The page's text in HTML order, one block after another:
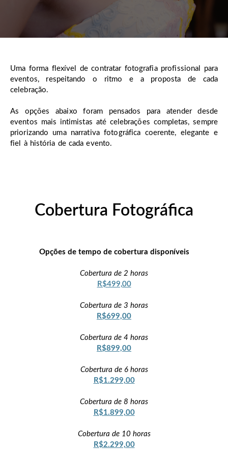
Uma forma flexível de contratar fotografia profissional para
eventos, respeitando o ritmo e a proposta de cada
celebração.
As opções abaixo foram pensados para atender desde
eventos mais intimistas até celebrações completas, sempre
priorizando uma narrativa fotográfica coerente, elegante e
fiel à história de cada evento.
Cobertura Fotográfica
Opções de tempo de cobertura disponíveis
Cobertura de 2 horas
R$499,00
Cobertura de 3 horas
R$699,00
Cobertura de 4 horas
R$899,00
Cobertura de 6 horas
R$1.299,00
Cobertura de 8 horas
R$1.899,00
Cobertura de 10 horas
R$2.299,00